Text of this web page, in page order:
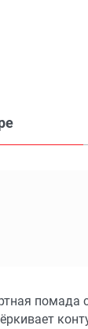
помада